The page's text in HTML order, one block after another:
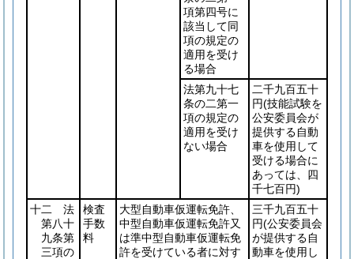
項第四号に
該当して同
項の規定の
適用を受け
る場合
法第九十七
条の二第一
項の規定の
適用を受け
ない場合
二千九百五十
円(技能試験を
公安委員会が
提供する自動
車を使用して
受ける場合に
あっては、四
千七百円)
十二 法
第八十
九条第
三項の
検査
手数
料
大型自動車仮運転免許、
中型自動車仮運転免許又
は準中型自動車仮運転免
許を受けている者に対す
三千九百五十
円(公安委員会
が提供する自
動車を使用し